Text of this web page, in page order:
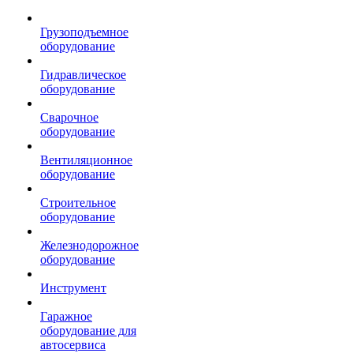
Грузоподъемное
оборудование
Гидравлическое
оборудование
Сварочное
оборудование
Вентиляционное
оборудование
Строительное
оборудование
Железнодорожное
оборудование
Инструмент
Гаражное
оборудование для
автосервиса